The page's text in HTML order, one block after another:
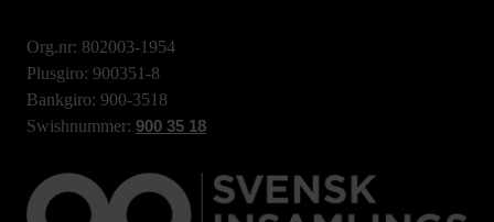
Org.nr: 802003-1954
Plusgiro: 900351-8
Bankgiro: 900-3518
Swishnummer: 900 35 18